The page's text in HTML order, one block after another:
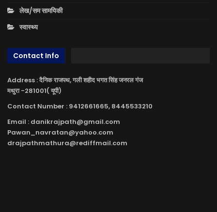
लेख/सम सामयिकी
स्वास्थ्य
Contact Info
Address : दैनिक राजपथ, गली शहीद भगत सिंह जनरल गंज
मथुरा -281001( यूपी)
Contact Number : 9412661665, 8445533210
Email : danikrajpath@gmail.com
Pawan_navratan@yahoo.com
drajpathmathura@rediffmail.com